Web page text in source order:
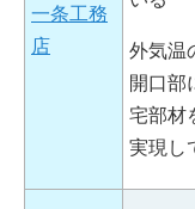
一条工務
店
外気温
開口部
宅部材
実現し